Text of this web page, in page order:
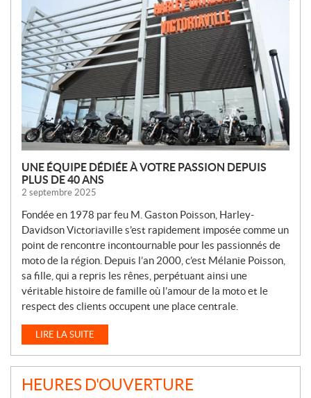
U
V
E
L
L
E
UNE ÉQUIPE DÉDIÉE À VOTRE PASSION DEPUIS
PLUS DE 40 ANS
2 septembre 2025
Fondée en 1978 par feu M. Gaston Poisson, Harley-
Davidson Victoriaville s’est rapidement imposée comme un
point de rencontre incontournable pour les passionnés de
moto de la région. Depuis l’an 2000, c’est Mélanie Poisson,
sa fille, qui a repris les rênes, perpétuant ainsi une
véritable histoire de famille où l’amour de la moto et le
respect des clients occupent une place centrale.
LIRE LA SUITE
HEURES D'OUVERTURE